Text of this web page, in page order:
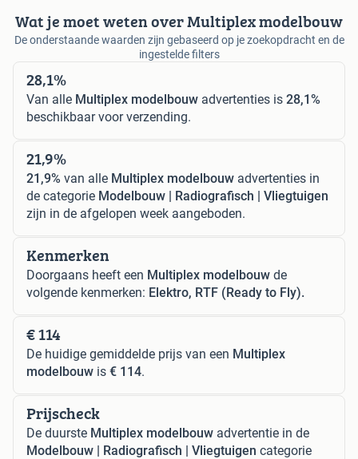
Wat je moet weten over Multiplex modelbouw
De onderstaande waarden zijn gebaseerd op je zoekopdracht en de
ingestelde filters
28,1%
Van alle Multiplex modelbouw advertenties is 28,1%
beschikbaar voor verzending.
21,9%
21,9% van alle Multiplex modelbouw advertenties in
de categorie Modelbouw | Radiografisch | Vliegtuigen
zijn in de afgelopen week aangeboden.
Kenmerken
Doorgaans heeft een Multiplex modelbouw de
volgende kenmerken: Elektro, RTF (Ready to Fly).
€ 114
De huidige gemiddelde prijs van een Multiplex
modelbouw is € 114.
Prijscheck
De duurste Multiplex modelbouw advertentie in de
Modelbouw | Radiografisch | Vliegtuigen categorie